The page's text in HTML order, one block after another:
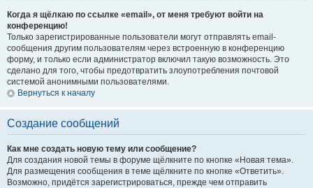
Когда я щёлкаю по ссылке «email», от меня требуют войти на
конференцию!
Только зарегистрированные пользователи могут отправлять email-
сообщения другим пользователям через встроенную в конференцию
форму, и только если администратор включил такую возможность. Это
сделано для того, чтобы предотвратить злоупотребления почтовой
системой анонимными пользователями.
Вернуться к началу
Создание сообщений
Как мне создать новую тему или сообщение?
Для создания новой темы в форуме щёлкните по кнопке «Новая тема».
Для размещения сообщения в теме щёлкните по кнопке «Ответить».
Возможно, придётся зарегистрироваться, прежде чем отправить